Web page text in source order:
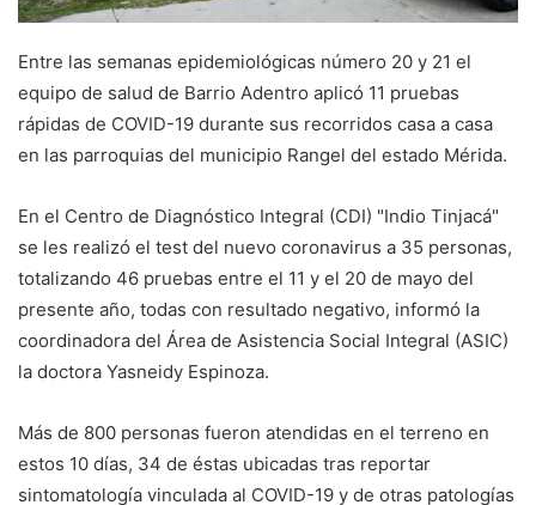
Entre las semanas epidemiológicas número 20 y 21 el
equipo de salud de Barrio Adentro aplicó 11 pruebas
rápidas de COVID-19 durante sus recorridos casa a casa
en las parroquias del municipio Rangel del estado Mérida.
En el Centro de Diagnóstico Integral (CDI) "Indio Tinjacá"
se les realizó el test del nuevo coronavirus a 35 personas,
totalizando 46 pruebas entre el 11 y el 20 de mayo del
presente año, todas con resultado negativo, informó la
coordinadora del Área de Asistencia Social Integral (ASIC)
la doctora Yasneidy Espinoza.
Más de 800 personas fueron atendidas en el terreno en
estos 10 días, 34 de éstas ubicadas tras reportar
sintomatología vinculada al COVID-19 y de otras patologías